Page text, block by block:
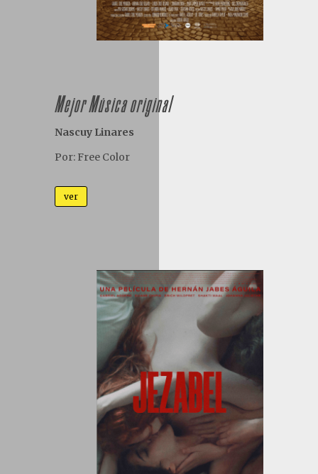
Mejor Música original
Nascuy Linares
Por: Free Color
ver